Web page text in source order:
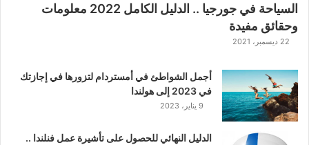
ا
ل
ا
س
ي
ك
السياحة في جورجيا .. الدليل الكامل 2022 معلومات
وحقائق مفيدة
22 ديسمبر، 2021
أجمل الشواطئ في أمستردام لتزورها في إجازتك
في 2023 إلى هولندا
9 يناير، 2023
الدليل النهائي للحصول على تأشيرة عمل فنلندا ..